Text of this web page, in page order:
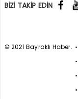
BİZİ TAKİP EDİN
© 2021 Bayraklı Haber.